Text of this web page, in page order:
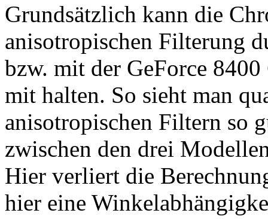
Grundsätzlich kann die
anisotropischen Filterung
bzw. mit der GeForce
mit halten. So sieht man
anisotropischen Filtern so
zwischen den drei
Hier verliert die
hier eine